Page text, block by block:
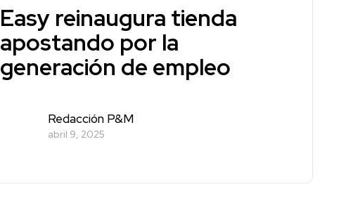
Easy reinaugura tienda
apostando por la
generación de empleo
Redacción P&M
abril 9, 2025